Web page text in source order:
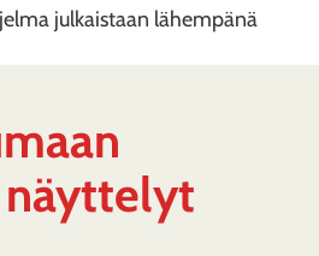
julkaistaan lähempänä